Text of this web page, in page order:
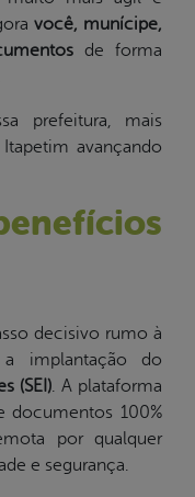
você, munícipe,
de forma
prefeitura, mais
avançando
decisivo rumo à
implantação do
(SEI). A plataforma
documentos 100%
por qualquer
e segurança.